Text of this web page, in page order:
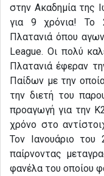
στην Ακαδημία της
για 9 χρόνια! Το
Πλατανιά όπου
League. Οι πολύ
Πλατανιά έφεραν
Παίδων με την
την διετή του
προαγωγή για την
χρόνο στο
Τον Ιανουάριο του
παίρνοντας
φανέλα του οποίου